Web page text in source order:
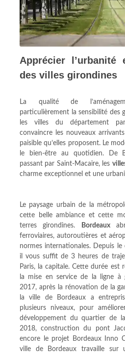
Apprécier
des villes girondines
La qualité de
particulièrement la sensibilité des
les villes du département
convaincre les nouveaux
paisible qu’elles proposent. Le
le bien-être au quotidien. De
passant par Saint-Macaire, les
charme exceptionnel et une
Le paysage urbain de la
cette belle ambiance et cette
terres girondines.
Bordeaux
ferroviaires, autoroutières et
normes internationales. Depuis le
il vous suffit de 3 heures de
Paris, la capitale. Cette durée est
la mise en service de la ligne à
2017, après la rénovation de la
la ville de Bordeaux a
plusieurs niveaux, pour
développement du quartier de
2018, construction du pont
encore le projet Bordeaux Inno
ville de Bordeaux travaille sur